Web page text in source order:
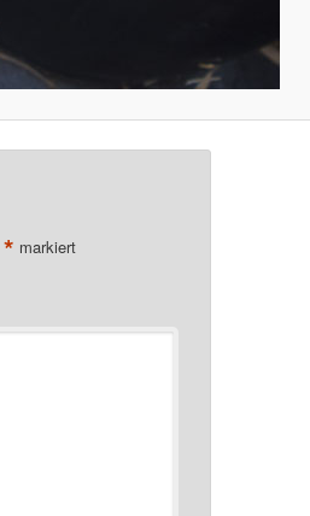
* markiert